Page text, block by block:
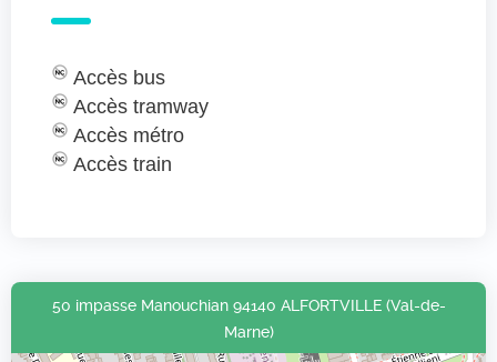
Accès bus
Accès tramway
Accès métro
Accès train
50 impasse Manouchian 94140 ALFORTVILLE (Val-de-
Marne)